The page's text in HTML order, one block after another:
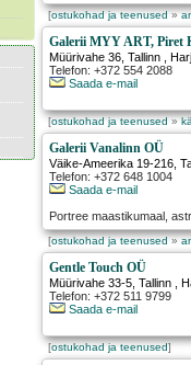
[ostukohad ja teenused»
Galerii MYY ART, Piret
Müürivahe 36 ,Tallinn ,
Telefon: +372 554 2088
Saada e-mail
[ostukohad ja teenused»
Galerii Vanalinn OÜ
Väike-Ameerika 19-216 ,
Telefon: +372 648 1004
Saada e-mail
Portree maastikumaal,
[ostukohad ja teenused»
Gentle Touch OÜ
Müürivahe 33-5 ,Tallinn ,
Telefon: +372 511 9799
Saada e-mail
[ostukohad ja teenused]